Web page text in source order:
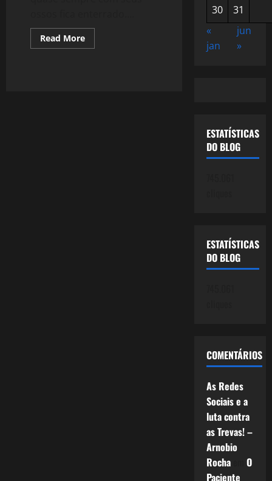
Read MoreRead
more
30
31
«
jan
jun
»
ESTATÍSTICAS
DO BLOG
ESTATÍSTICAS
DO BLOG
COMENTÁRIOS
As Redes
Sociais e a
luta contra
as Trevas! –
Arnobio
Rochaem O
Paciente